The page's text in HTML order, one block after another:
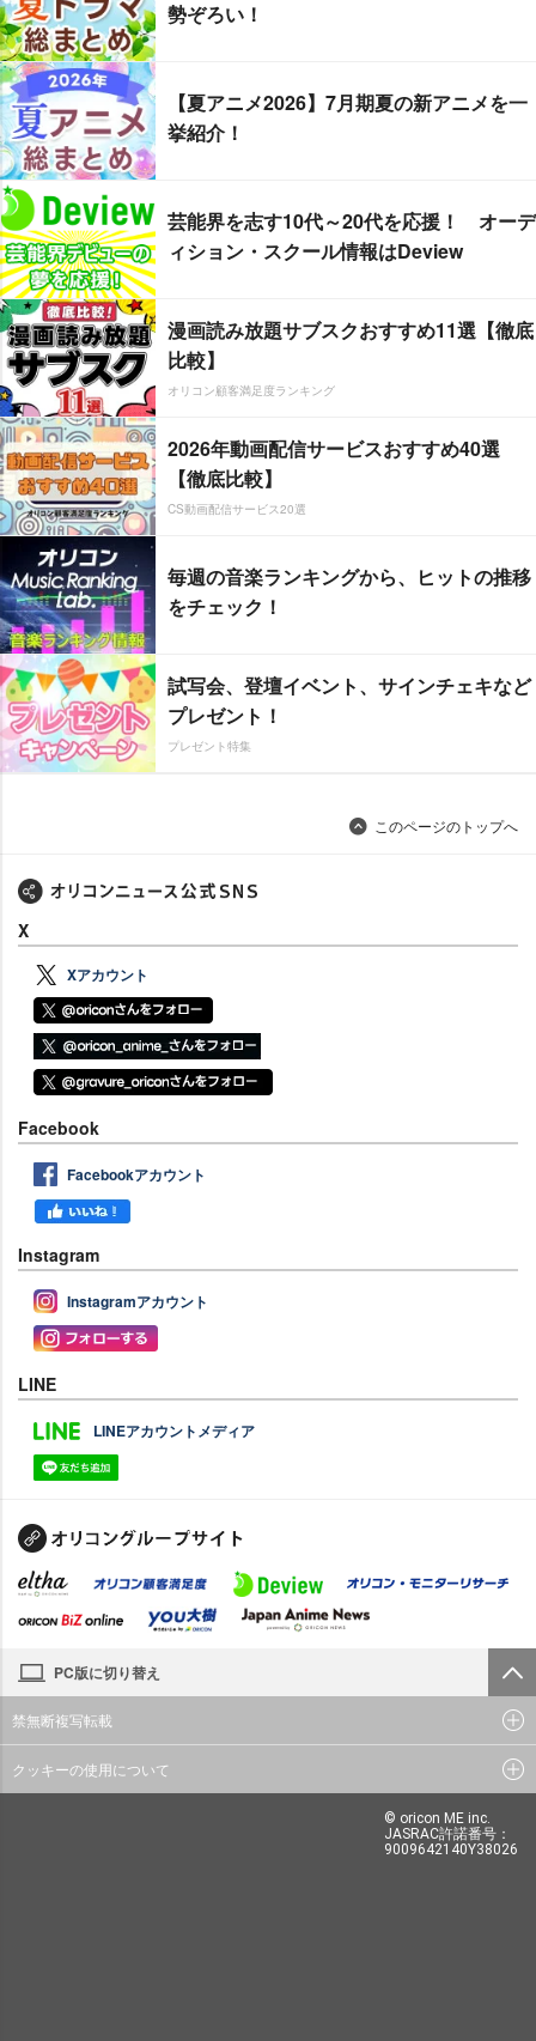
勢ぞろい！
【夏アニメ2026】7月期夏の新アニメを一
挙紹介！
芸能界を志す10代～20代を応援！ オーデ
ィション・スクール情報はDeview
漫画読み放題サブスクおすすめ11選【徹底
比較】
オリコン顧客満足度ランキング
2026年動画配信サービスおすすめ40選
【徹底比較】
CS動画配信サービス20選
毎週の音楽ランキングから、ヒットの推移
をチェック！
試写会、登壇イベント、サインチェキなど
プレゼント！
プレゼント特集
このページのトップへ
X
Xアカウント
Facebook
Facebookアカウント
Instagram
Instagramアカウント
LINE
LINEアカウントメディア
PC版に切り替え
禁無断複写転載
クッキーの使用について
© oricon ME inc.
JASRAC許諾番号：
9009642140Y38026